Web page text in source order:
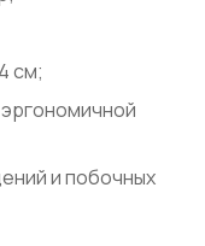
см;
и побочных